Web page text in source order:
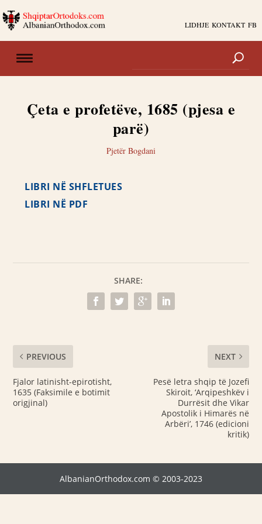
LIDHJE KONTAKT FB
Çeta e profetëve, 1685 (pjesa e
parë)
Pjetër Bogdani
LIBRI NË SHFLETUES
LIBRI NË PDF
SHARE:
PREVIOUS
Fjalor latinisht-epirotisht,
1635 (Faksimile e botimit
origjinal)
NEXT
Pesë letra shqip të Jozefi
Skiroit, ‘Arqipeshkëv i
Durrësit dhe Vikar
Apostolik i Himarës në
Arbëri’, 1746 (edicioni
kritik)
AlbanianOrthodox.com © 2003-2023